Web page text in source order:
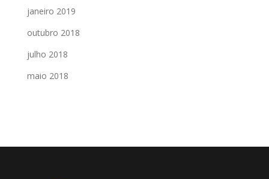
janeiro 2019
outubro 2018
julho 2018
maio 2018